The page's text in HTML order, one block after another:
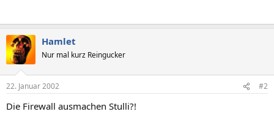
Hamlet
Nur mal kurz Reingucker
22. Januar 2002 #2
Die Firewall ausmachen Stulli?!